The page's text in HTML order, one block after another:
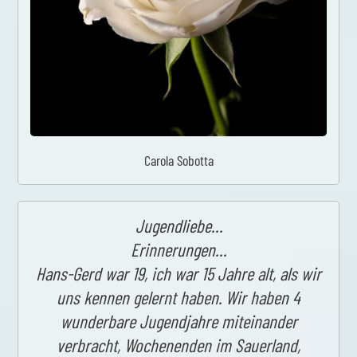
Carola Sobotta
Jugendliebe…
Erinnerungen…
Hans-Gerd war 19, ich war 15 Jahre alt, als wir
uns kennen gelernt haben. Wir haben 4
wunderbare Jugendjahre miteinander
verbracht, Wochenenden im Sauerland,